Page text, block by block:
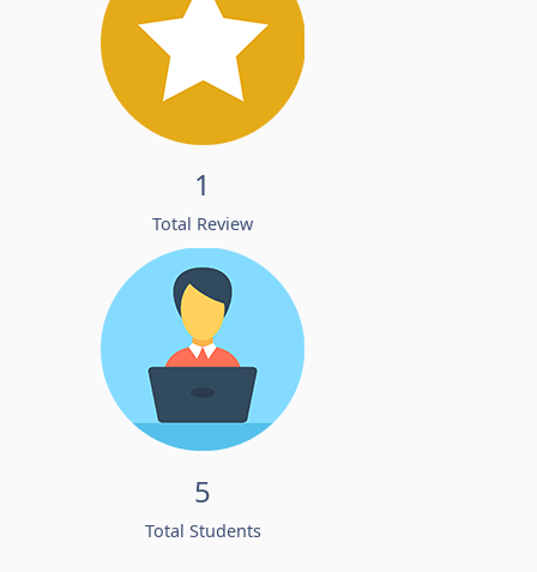
1
Total Review
5
Total Students